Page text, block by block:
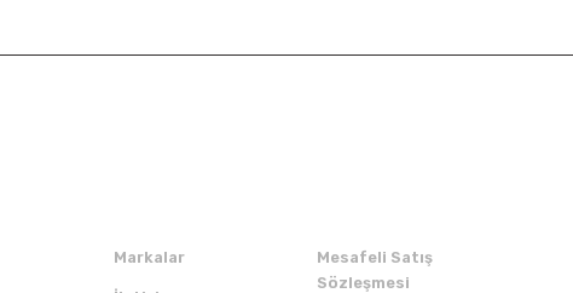
Markalar
Mesafeli Satış
Sözleşmesi